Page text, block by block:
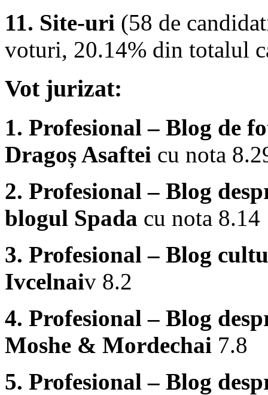
11. Site-uri (58 de
voturi, 20.14% din totalul
Vot jurizat:
1. Profesional – Blog de
Dragoș Asaftei cu nota
2. Profesional – Blog
blogul Spada cu nota 8.14
3. Profesional – Blog
Ivcelnaiv 8.2
4. Profesional – Blog
Moshe & Mordechai 7.8
5. Profesional – Blog